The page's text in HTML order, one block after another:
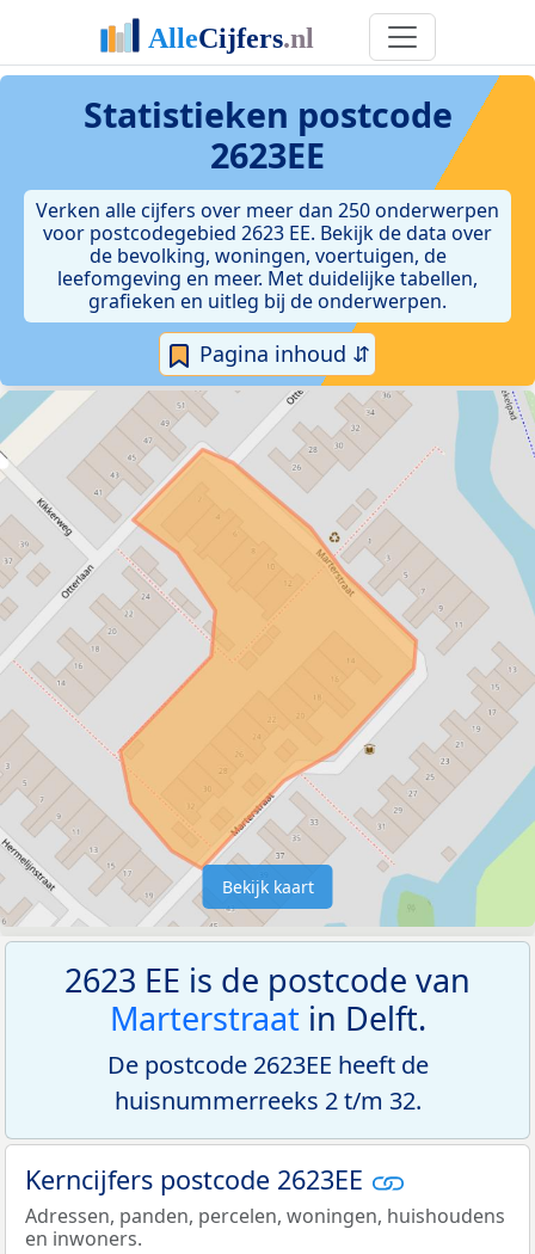
Statistieken postcode
2623EE
Verken alle cijfers over meer dan 250 onderwerpen
voor postcodegebied 2623 EE. Bekijk de data over
de bevolking, woningen, voertuigen, de
leefomgeving en meer. Met duidelijke tabellen,
grafieken en uitleg bij de onderwerpen.
Pagina inhoud ⇵
Bekijk kaart
2623 EE is de postcode van
Marterstraatin Delft.
De postcode 2623EE heeft de
huisnummerreeks 2 t/m 32.
Kerncijfers postcode 2623EE
Adressen, panden, percelen, woningen, huishoudens
en inwoners.